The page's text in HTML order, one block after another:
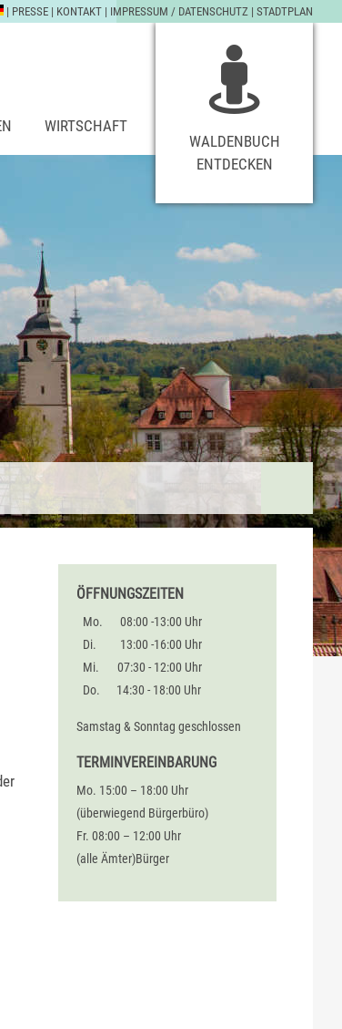
| PRESSE | KONTAKT | IMPRESSUM / DATENSCHUTZ | STADTPLAN
WIRTSCHAFT
WALDENBUCH
ENTDECKEN
ÖFFNUNGSZEITEN
Mo.
08:00 -13:00 Uhr
Di.
13:00 -16:00 Uhr
Mi.
07:30 - 12:00 Uhr
Do.
14:30 - 18:00 Uhr
Samstag & Sonntag geschlossen
TERMINVEREINBARUNG
Mo. 15:00 – 18:00 Uhr
(überwiegend Bürgerbüro)
Fr. 08:00 – 12:00 Uhr
(alle Ämter)Bürger